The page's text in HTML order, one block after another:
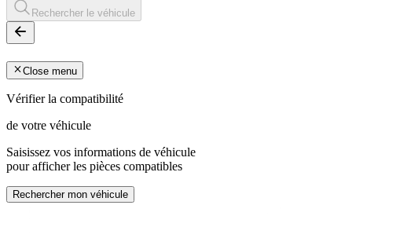
Rechercher le véhicule
Close menu
Vérifier la compatibilité
de votre véhicule
Saisissez vos informations de véhicule
pour afficher les pièces compatibles
Rechercher mon véhicule